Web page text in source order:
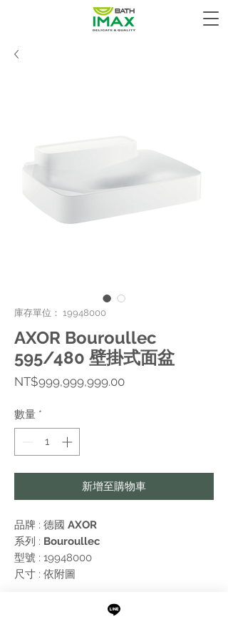
庫存單位： 19948000
AXOR Bouroullec
595/480 壁掛式面盆
NT$999,999,999.00價
數量 *
新增至購物車
品牌 : 德國 AXOR
系列 : Bouroullec
型號 : 19948000
尺寸 : 依附圖